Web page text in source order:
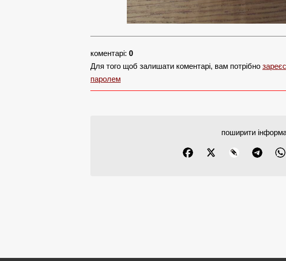
коментарі: 0
Для того щоб залишати коментарі, вам потрібно
паролем
поширити